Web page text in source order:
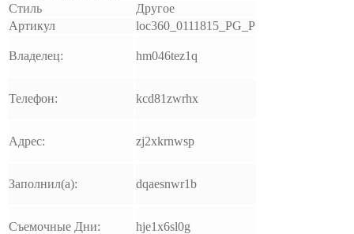
Стиль
Другое
Артикул
loc360_0111815_PG_P
Владелец: hm046tez1q
Телефон: kcd81zwrhx
Адрес: zj2xkrnwsp
Заполнил(а): dqaesnwr1b
Съемочные Дни: hje1x6sl0g